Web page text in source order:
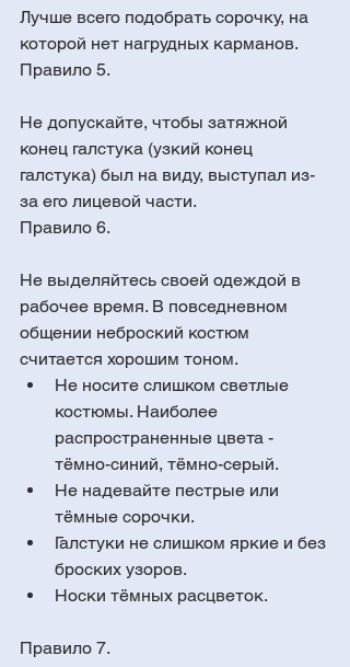
Лучше всего подобрать сорочку, на
которой нет нагрудных карманов.
Правило 5.
Не допускайте, чтобы затяжной
конец галстука (узкий конец
галстука) был на виду, выступал из-
за его лицевой части.
Правило 6.
Не выделяйтесь своей одеждой в
рабочее время. В повседневном
общении неброский костюм
считается хорошим тоном.
Не носите слишком светлые
костюмы. Наиболее
распространенные цвета -
тёмно-синий, тёмно-серый.
Не надевайте пестрые или
тёмные сорочки.
Галстуки не слишком яркие и без
броских узоров.
Носки тёмных расцветок.
Правило 7.